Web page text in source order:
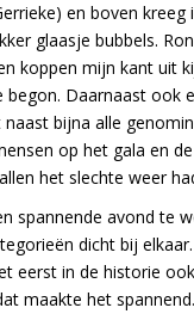
en boven kreeg
glaasje bubbels.
koppen mijn kant uit
begon. Daarnaast ook
naast bijna alle
op het gala en
het slechte weer
spannende avond te
dicht bij
eerst in de historie
maakte het